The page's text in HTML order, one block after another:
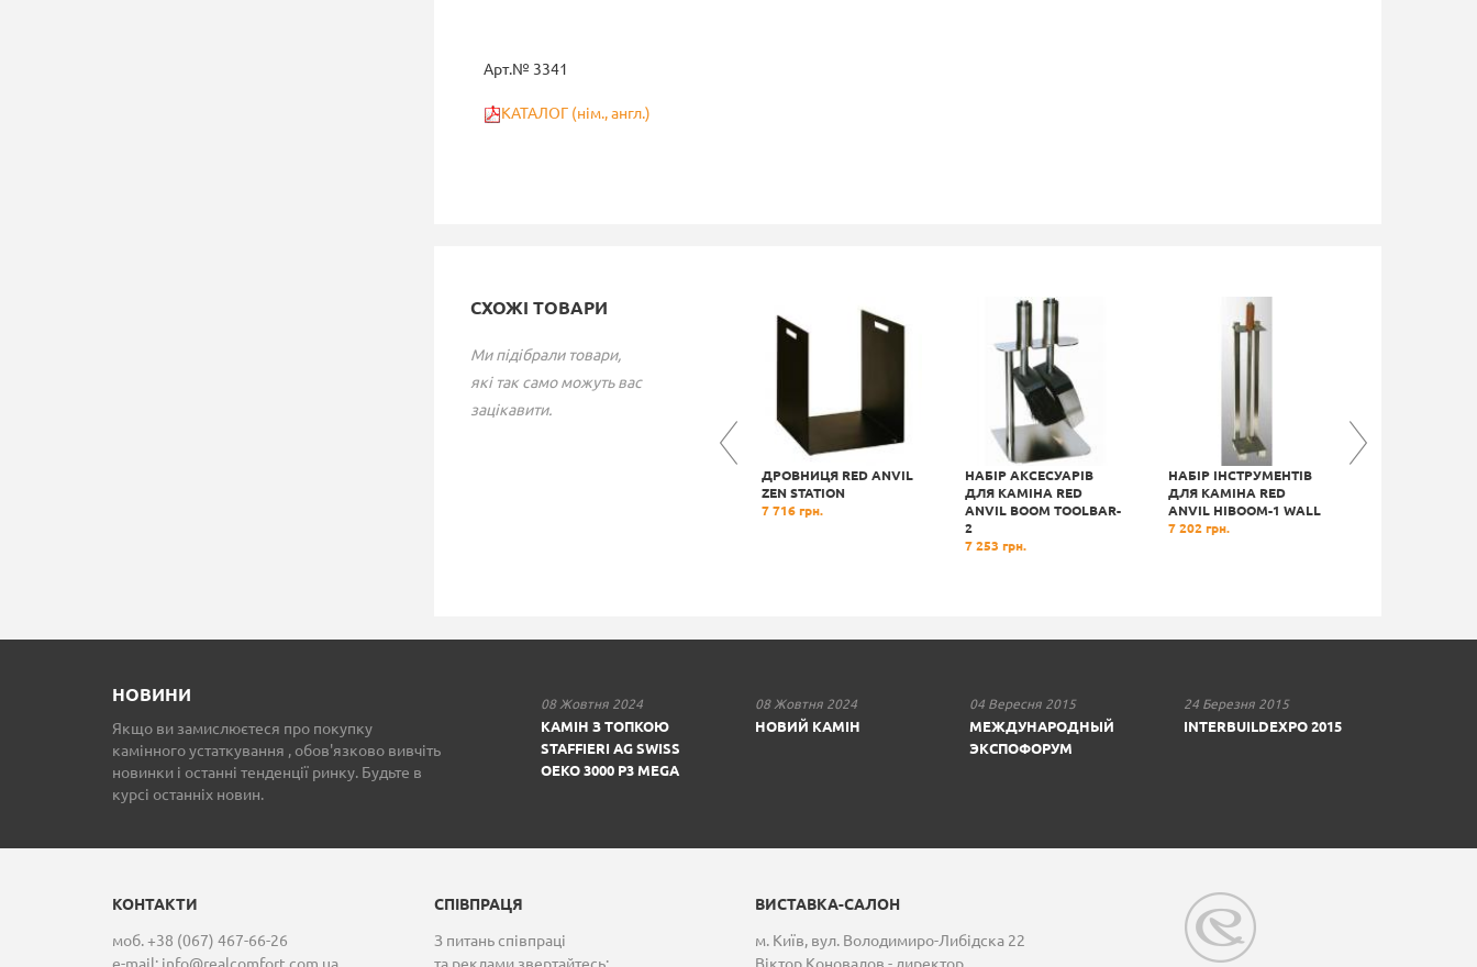
Арт.№ 3341
КАТАЛОГ (нім., англ.)
СХОЖІ ТОВАРИ
Ми підібрали товари,
які так само можуть вас
зацікавити.
ДРОВНИЦЯ RED ANVIL
ZEN STATION
7 716 грн.
НАБІР АКСЕСУАРІВ
ДЛЯ КАМІНА RED
ANVIL BOOM TOOLBAR-
2
7 253 грн.
НАБІР ІНСТРУМЕНТІВ
ДЛЯ КАМІНА RED
ANVIL HIBOOM-1 WALL
7 202 грн.
НОВИНИ
Якщо ви замислюєтеся про покупку
камінного устаткування , обов'язково вивчіть
новинки і останні тенденції ринку. Будьте в
курсі останніх новин.
08 Жовтня 2024
КАМІН З ТОПКОЮ
STAFFIERI AG SWISS
OEKO 3000 P3 MEGA
08 Жовтня 2024
НОВИЙ КАМІН
04 Вересня 2015
МЕЖДУНАРОДНЫЙ
ЭКСПОФОРУМ
24 Березня 2015
INTERBUILDEXPO 2015
КОНТАКТИ
моб. +38 (067) 467-66-26
e-mail: info@realcomfort.com.ua
СПІВПРАЦЯ
З питань співпраці
та реклами звертайтесь:
ВИСТАВКА-САЛОН
м. Київ, вул. Володимиро-Либідска 22
Віктор Коновалов - директор